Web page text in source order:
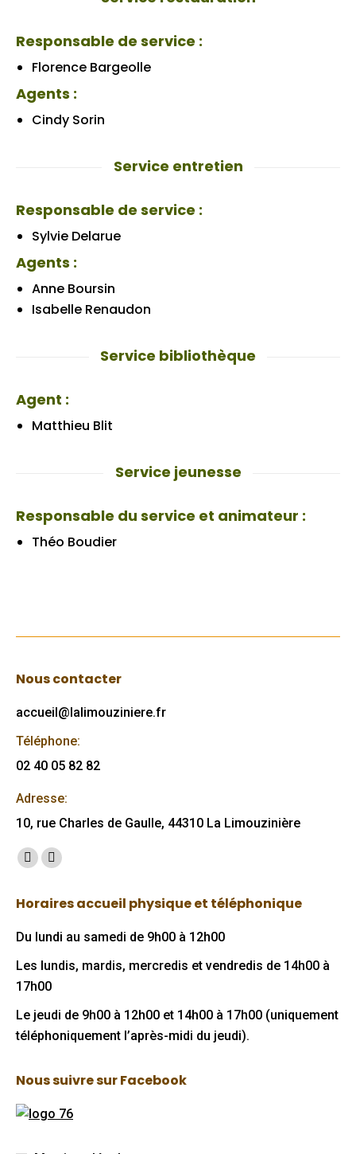
Responsable de service :
Florence Bargeolle
Agents :
Cindy Sorin
Service entretien
Responsable de service :
Sylvie Delarue
Agents :
Anne Boursin
Isabelle Renaudon
Service bibliothèque
Agent :
Matthieu Blit
Service jeunesse
Responsable du service et animateur :
Théo Boudier
Nous contacter
accueil@lalimouziniere.fr
Téléphone:
02 40 05 82 82
Adresse:
10, rue Charles de Gaulle, 44310 La Limouzinière
Trouvez nous sur :
Facebook
opens
in
window
Mail
opens
in
window
Horaires accueil physique et téléphonique
Du lundi au samedi de 9h00 à 12h00
Les lundis, mardis, mercredis et vendredis de 14h00 à
17h00
Le jeudi de 9h00 à 12h00 et 14h00 à 17h00 (uniquement
téléphoniquement l’après-midi du jeudi).
Nous suivre sur Facebook